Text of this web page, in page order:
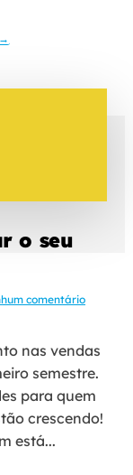
o seu
comentário
nas vendas
semestre.
para quem
crescendo!
está...